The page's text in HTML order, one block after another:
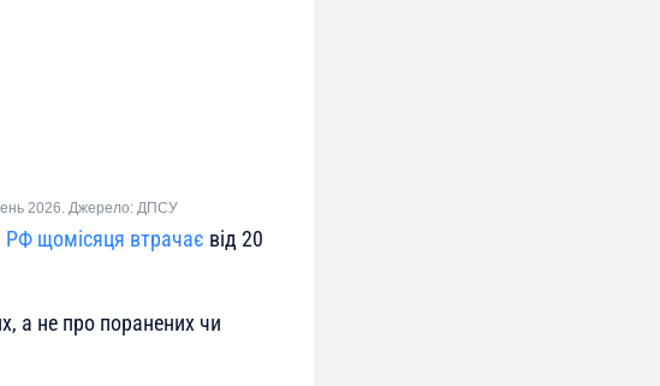
2026. Джерело: ДПСУ
щомісяця втрачає від 20
а не про поранених чи